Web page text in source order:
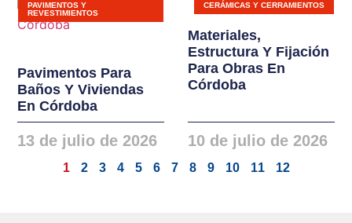
PAVIMENTOS Y
REVESTIMIENTOS
Pavimentos Para
Baños Y Viviendas
En Córdoba
13 de julio de 2026
CERÁMICAS Y CERRAMIENTOS
Materiales,
Estructura Y Fijación
Para Obras En
Córdoba
10 de julio de 2026
1 2 3 4 5 6 7 8 9 10 11 12